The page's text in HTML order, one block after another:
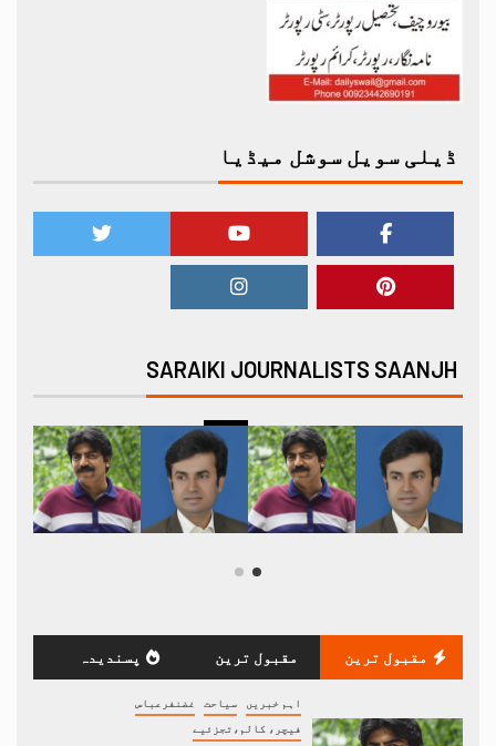
ڈیلی سویل سوشل میڈیا
SARAIKI JOURNALISTS SAANJH
مقبول ترین مقبول ترین پسندیدہ
اہم خبریں سیاحت غضنفرعباس
فیچر، کالم،تجزئیے